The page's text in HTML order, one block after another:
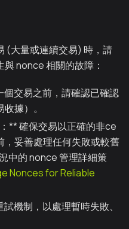
(大量或連續交易) 時，請
nonce 相關的故障：
交易之前，請確認已確認
據）。
** 確保交易以正確的非ce
妥善處理任何失敗或較舊
中的 nonce 管理詳細策
Nonces for Reliable
機制，以處理暫時失敗、